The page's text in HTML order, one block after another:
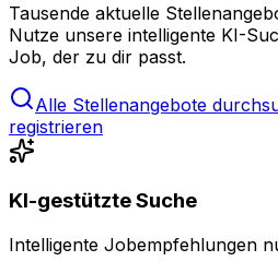
Tausende aktuelle
Nutze unsere intelligente KI-
Job, der zu dir passt.
Alle Stellenangebote
registrieren
KI-gestützte Suche
Intelligente Jobempfehlungen